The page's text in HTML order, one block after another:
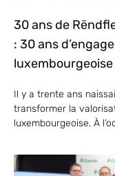
30 ans de
: 30 ans
luxembourgeoise
Il y a trente ans
transformer la
luxembourgeoise. À